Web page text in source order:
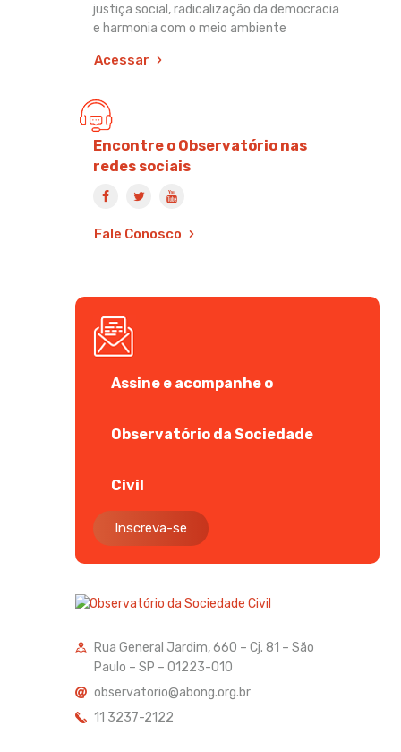
justiça social, radicalização da democracia
e harmonia com o meio ambiente
Acessar
Encontre o Observatório nas
redes sociais
Fale Conosco
Assine e acompanhe o
Observatório da Sociedade
Civil
Inscreva-se
Rua General Jardim, 660 – Cj. 81 – São
Paulo – SP – 01223-010
observatorio@abong.org.br
11 3237-2122